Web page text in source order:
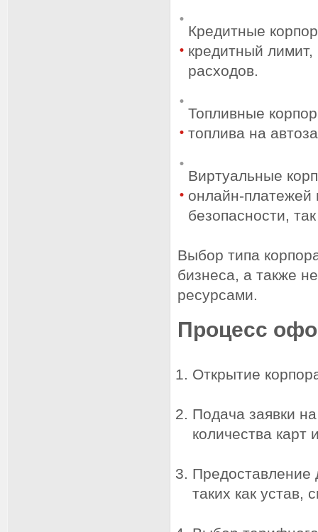
Кредитные
кредитный
расходов.
Топливные
топлива на
Виртуальные
онлайн-платежей
безопасности,
Выбор типа
бизнеса, а также
ресурсами.
Процесс
Открытие
Подача заявки
количества карт
Предоставление
таких как устав,